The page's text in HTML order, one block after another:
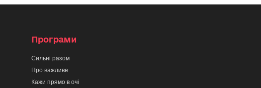
Програми
Сильні разом
Про важливе
Кажи прямо в очі